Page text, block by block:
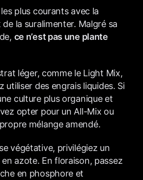
les plus courants avec la
la suralimenter. Malgré sa
ce n’est pas une plante
léger, comme le Light Mix,
utiliser des engrais liquides. Si
culture plus organique et
opter pour un All-Mix ou
mélange amendé.
végétative, privilégiez un
azote. En floraison, passez
en phosphore et